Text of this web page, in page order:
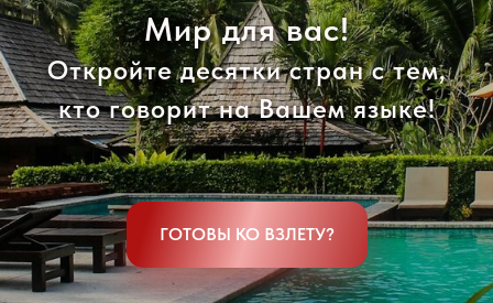
Мир для вас!
Откройте десятки стран с тем,
кто говорит на Вашем языке!
ГОТОВЫ КО ВЗЛЕТУ?